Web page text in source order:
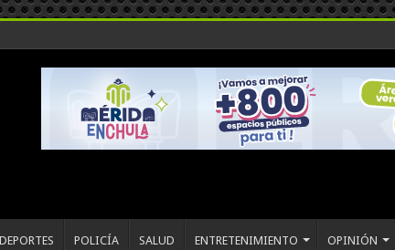
DEPORTES POLICÍA SALUD ENTRETENIMIENTO OPINIÓN